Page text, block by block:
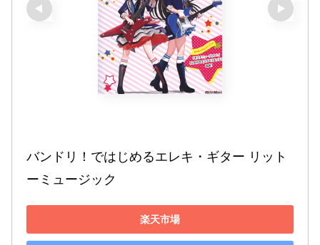
バンドリ！ではじめるエレキ・ギター リット
ーミュージック
楽天市場